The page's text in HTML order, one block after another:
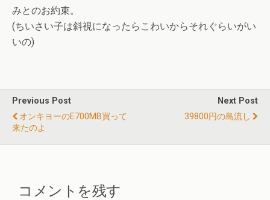
みとのお約束。
(ちいさい子は斜視になったらこわいからそれぐらいがい
いの)
Previous Post
オンキヨーのE700MB買って
来たのよ
Next Post
39800円の島流し
コメントを残す